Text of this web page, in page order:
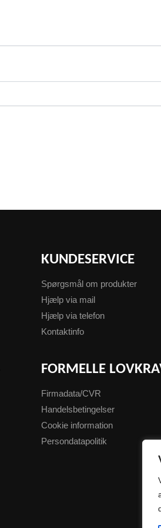
KUNDESERVICE
Spørgsmål om produkter
Hjælp via mail
Hjælp via telefon
Kontaktinfo
FORMELLE
Firmadata/CVR
Handelsbetingelser
Cookie information
Persondatapolitik